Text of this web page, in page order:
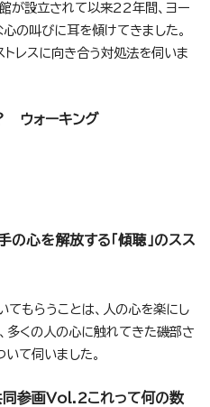
が設立されて以来22年間、ヨー
の叫びに耳を傾けてきました。
レスに向き合う対処法を伺いま
ウォーキング
心を解放する「傾聴」のスス
もらうことは、人の心を楽にし
多くの人の心に触れてきた磯部さ
いて伺いました。
参画Vol.2これって何の数